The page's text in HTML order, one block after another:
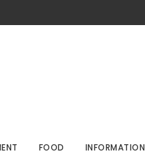
FOOD INFORMATION